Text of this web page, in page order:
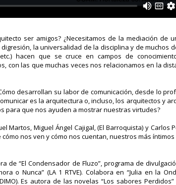
ser amigos? ¿Necesitamos de la mediación de
la universalidad de la disciplina y de muchos
hacen que se cruce en campos de
con las que muchas veces nos relacionamos en la
desarrollan su labor de comunicación, desde lo
es la arquitectura o, incluso, los arquitectos y
para que nos ayuden a mostrar nuestras virtudes?
Martos, Miguel Ángel Cajigal, (El Barroquista) y Carlos
nos ven y cómo nos cuentan, nuestros más
de “El Condensador de Fluzo”, programa de
o Nunca” (LA 1 RTVE). Colabora en “Julia en la
Es autora de las novelas “Los sabores Perdidos”